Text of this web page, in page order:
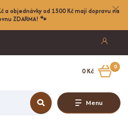
a objednávky od 1500 Kč mají dopravu na
ZDARMA! 🐾
Menu
0
0 Kč